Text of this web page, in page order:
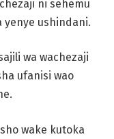
ni sehemu
yenye ushindani.
wa wachezaji
ufanisi wao
wake kutoka